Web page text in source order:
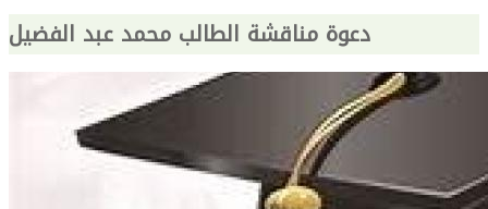
دعوة مناقشة الطالب محمد عبد الفضيل